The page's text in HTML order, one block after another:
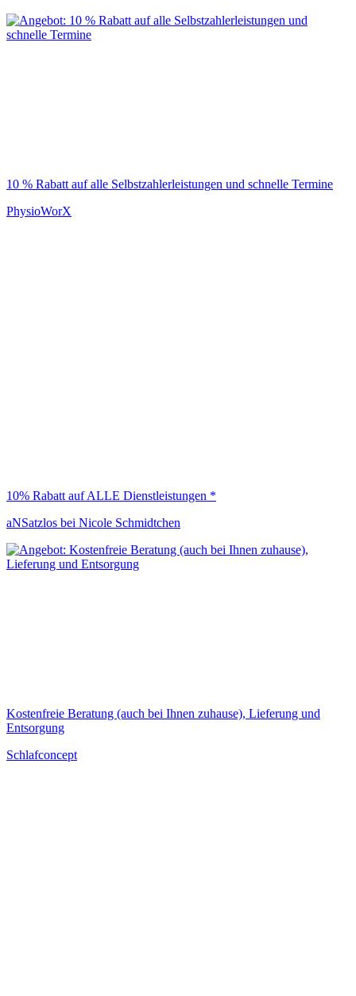
10 % Rabatt auf alle Selbstzahlerleistungen und schnelle Termine
PhysioWorX
10% Rabatt auf ALLE Dienstleistungen *
aNSatzlos bei Nicole Schmidtchen
Kostenfreie Beratung (auch bei Ihnen zuhause), Lieferung und
Entsorgung
Schlafconcept